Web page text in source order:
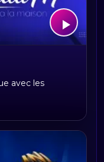
avec les